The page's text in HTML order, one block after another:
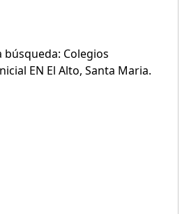
Colegios
EN El Alto, Santa Maria.